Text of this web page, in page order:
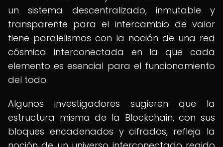
un sistema descentralizado, inmutable y
transparente para el intercambio de valor
tiene paralelismos con la noción de una red
cósmica interconectada en la que cada
elemento es esencial para el funcionamiento
del todo.
Algunos investigadores sugieren que la
estructura misma de la Blockchain, con sus
bloques encadenados y cifrados, refleja la